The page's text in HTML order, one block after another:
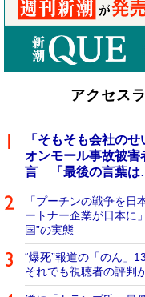
アクセス
「そもそも会社の
オンモール事故被害
言 「最後の言葉は
「プーチンの戦争を日
ートナー企業が日本に
国”の実態
“爆死”報道の「のん」
それでも視聴者の評判